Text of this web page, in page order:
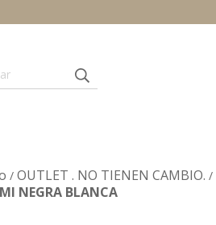
/ OUTLET . NO TIENEN CAMBIO. /
NEGRA BLANCA